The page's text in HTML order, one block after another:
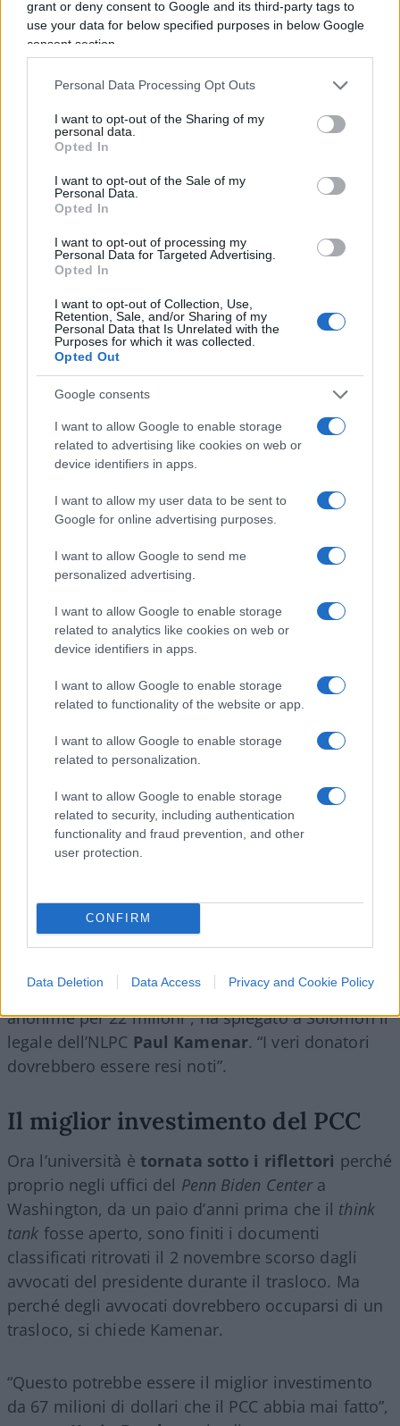
grant or deny consent to Google and its third-party tags to
use your data for below specified purposes in below Google
consent section.
Personal Data Processing Opt Outs
I want to opt-out of the Sharing of my
personal data.
Opted In
I want to opt-out of the Sale of my
Personal Data.
Opted In
I want to opt-out of processing my
Personal Data for Targeted Advertising.
Opted In
I want to opt-out of Collection, Use,
Retention, Sale, and/or Sharing of my
Personal Data that Is Unrelated with the
Purposes for which it was collected.
Opted Out
Google consents
I want to allow Google to enable storage
related to advertising like cookies on web or
device identifiers in apps.
I want to allow my user data to be sent to
Google for online advertising purposes.
I want to allow Google to send me
personalized advertising.
I want to allow Google to enable storage
related to analytics like cookies on web or
device identifiers in apps.
I want to allow Google to enable storage
related to functionality of the website or app.
I want to allow Google to enable storage
related to personalization.
I want to allow Google to enable storage
related to security, including authentication
functionality and fraud prevention, and other
user protection.
CONFIRM
Data Deletion Data Access Privacy and Cookie Policy
Durante la sua audizione di conferma in Senato,
Gutmann ha riconosciuto che l’università hapreso
soldi da cinesi, assicurando che ciò non ha
influito sui valori dell’istituzione, la quale ha
campus (“nessuna donazione, nessun contratto,
può minacciare la libertà accademica o la
sicurezza nazionale”).
“Penn”
vanta numerosi programmi in Cina, tra
cui “attualmente oltre20 partnership
internazionali con istituzioni cinesi, tra cui la
Shanghai Jiao Tong University… I docenti di tutte le
12 scuole dellaPenn hanno segnalato oltre350
progettidi ricerca e attività didattiche in Cina,
molti dei quali presentati all’annualePenn China
Research Symposium
I donatori cinesi
I registri mostrano che la“Penn”ha raccoltooltre
67 milioni di dollariin donazioni e contratti dalla
maggioranza dei quali però,
47,7 milioni, proprio
onorario.
anonima)nei primi quattro mesidi apertura del
Donazioni anonime
norma dell’Higher Education Actsecondo cui “tutte
le donazioni o i contratti superiori a 250.000
dollari devono rivelare la proprietà o il controllo
National Legal and Policy Center
milioni di dollari di donazioni cinesi, di cui
anonime per 22 milioni”, ha spiegato a Solomon il
legale dell’NLPC Paul Kamenar. “I veri donatori
dovrebbero essere resi noti”.
Il miglior investimento del PCC
Ora l’università è tornata sotto i riflettori perché
proprio negli uffici del Penn Biden Centera
Washington, da un paio d’anni prima che il think
tank fosse aperto, sono finiti i documenti
classificati ritrovati il 2 novembre scorso dagli
avvocati del presidente durante il trasloco. Ma
perché degli avvocati dovrebbero occuparsi di un
trasloco, si chiede Kamenar.
“Questo potrebbe essere il miglior investimento
da 67 milioni di dollari che il PCC abbia mai fatto”,